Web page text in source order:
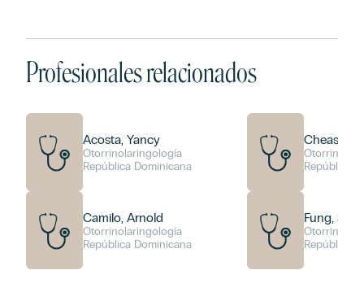
Profesionales relacionados
Acosta, Yancy
Otorrinolaringología
República Dominicana
Camilo, Arnold
Otorrinolaringología
República Dominicana
Cheas,
República
Fung,
República